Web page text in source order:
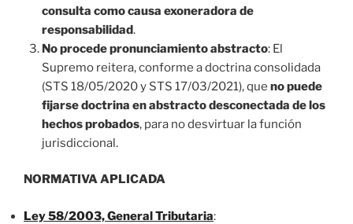
consulta como causa exoneradora de
responsabilidad.
No procede pronunciamiento abstracto: El
Supremo reitera, conforme a doctrina consolidada
(STS 18/05/2020 y STS 17/03/2021), que no puede
fijarse doctrina en abstracto desconectada de los
hechos probados, para no desvirtuar la función
jurisdiccional.
NORMATIVA APLICADA
Ley 58/2003, General Tributaria: